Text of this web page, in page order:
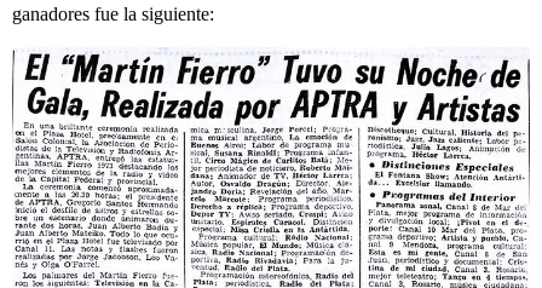
ganadores fue la siguiente: